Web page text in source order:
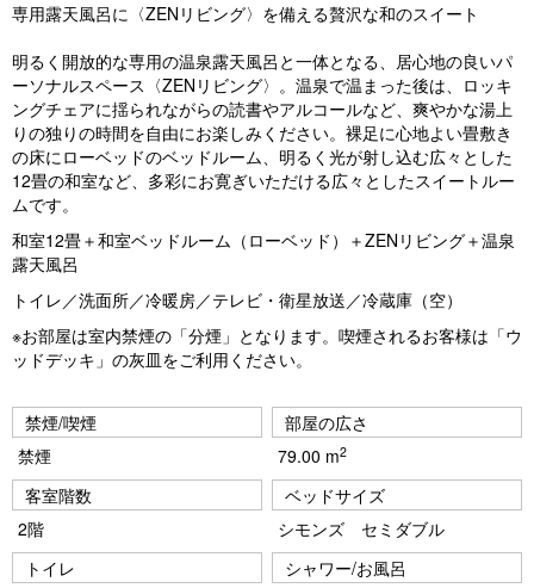
vi
o
u
s
専用露天風呂に〈ZENリビング〉を備える贅沢な和のスイート
明るく開放的な専用の温泉露天風呂と一体となる、居心地の良いパ
ーソナルスペース〈ZENリビング〉。温泉で温まった後は、ロッキ
ングチェアに揺られながらの読書やアルコールなど、爽やかな湯上
りの独りの時間を自由にお楽しみください。裸足に心地よい畳敷き
の床にローベッドのベッドルーム、明るく光が射し込む広々とした
12畳の和室など、多彩にお寛ぎいただける広々としたスイートルー
ムです。
和室12畳＋和室ベッドルーム（ローベッド）＋ZENリビング＋温泉
露天風呂
トイレ／洗面所／冷暖房／テレビ・衛星放送／冷蔵庫（空）
※お部屋は室内禁煙の「分煙」となります。喫煙されるお客様は「ウ
ッドデッキ」の灰皿をご利用ください。
禁煙/喫煙
禁煙
部屋の広さ
79.00 m2
客室階数
2階
ベッドサイズ
シモンズ セミダブル
トイレ
シャワー/お風呂